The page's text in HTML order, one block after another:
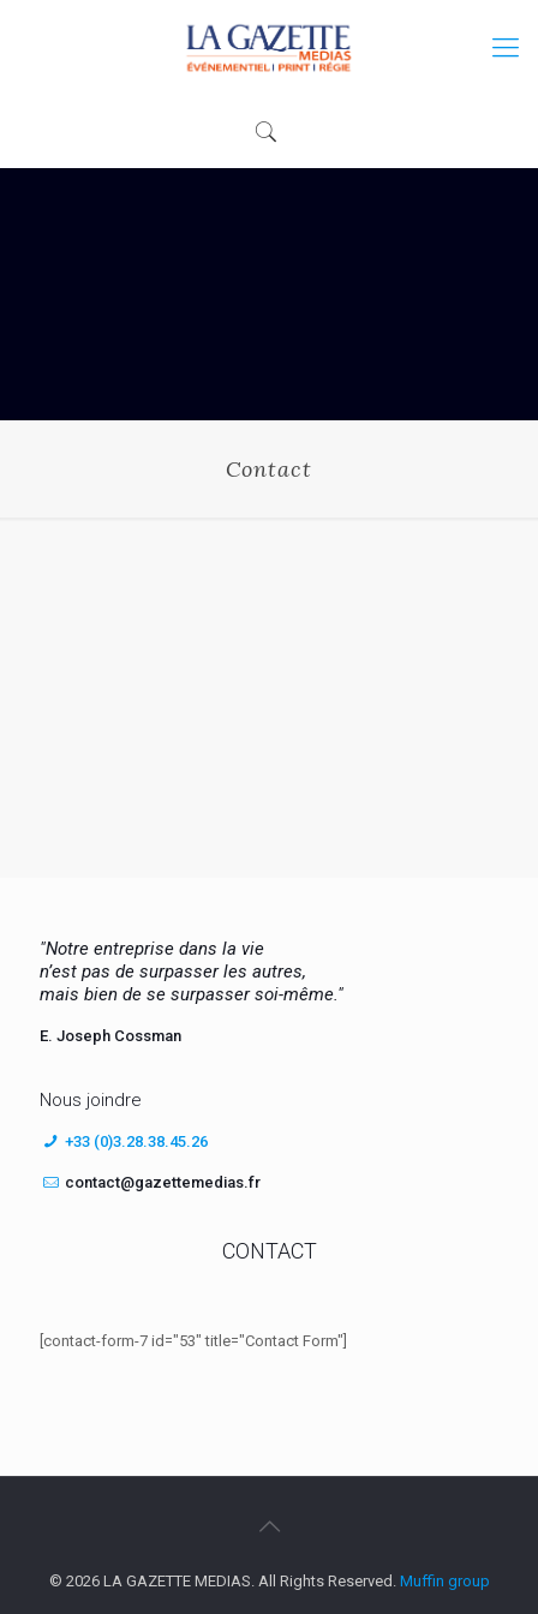
Contact
"Notre entreprise dans la vie
n’est pas de surpasser les autres,
mais bien de se surpasser soi-même."
E. Joseph Cossman
Nous joindre
+33 (0)3.28.38.45.26
contact@gazettemedias.fr
CONTACT
[contact-form-7 id="53" title="Contact Form"]
© 2026 LA GAZETTE MEDIAS. All Rights Reserved. Muffin group